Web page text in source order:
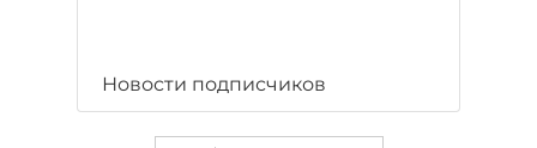
Новости подписчиков